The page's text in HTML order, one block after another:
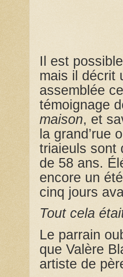
Il est
mais il décrit
assemblée
témoignage
maison, et
la grand’rue
triaieuls sont
de 58 ans.
encore un
cinq jours
Tout cela
Le parrain
que Valère
artiste de